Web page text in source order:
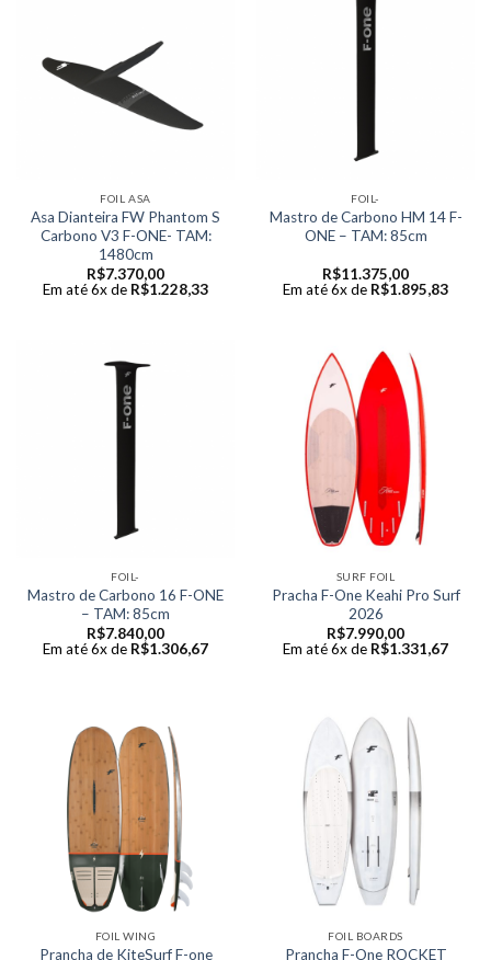
FOIL ASA
Asa Dianteira FW Phantom S
Carbono V3 F-ONE- TAM:
1480cm
R$7.370,00
Em até 6x de R$1.228,33
FOIL-
Mastro de Carbono HM 14 F-
ONE – TAM: 85cm
R$11.375,00
Em até 6x de R$1.895,83
FOIL-
Mastro de Carbono 16 F-ONE
– TAM: 85cm
R$7.840,00
Em até 6x de R$1.306,67
SURF FOIL
Pracha F-One Keahi Pro Surf
2026
R$7.990,00
Em até 6x de R$1.331,67
FOIL WING
Prancha de KiteSurf F-one
FOIL BOARDS
Prancha F-One ROCKET